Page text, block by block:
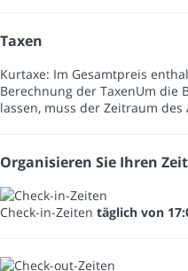
Taxen
Kurtaxe: Im Gesamtpreis
Berechnung der TaxenUm die
lassen, muss der Zeitraum
Organisieren Sie Ihren
Check-in-Zeiten täglich von